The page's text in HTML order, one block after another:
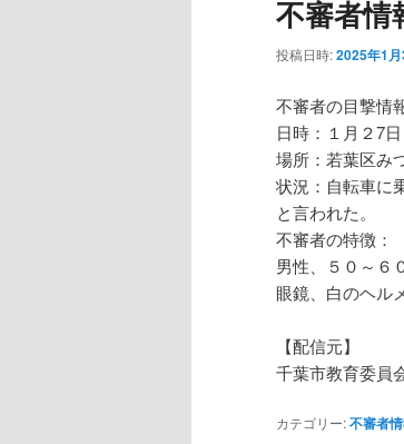
不審者情
投稿日時:2025年1
不審者の目撃情
日時：１月２7
場所：若葉区み
状況：自転車に
と言われた。
不審者の特徴：
男性、５０～６
眼鏡、白のヘル
【配信元】
千葉市教育委員
カテゴリー:不審者